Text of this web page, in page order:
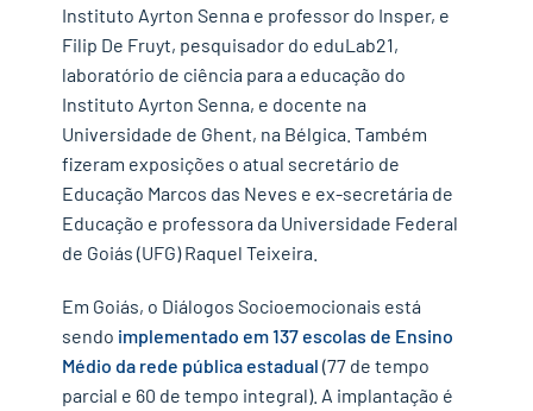
Instituto Ayrton Senna e professor do Insper, e
Filip De Fruyt, pesquisador do eduLab21,
laboratório de ciência para a educação do
Instituto Ayrton Senna, e docente na
Universidade de Ghent, na Bélgica. Também
fizeram exposições o atual secretário de
Educação Marcos das Neves e ex-secretária de
Educação e professora da Universidade Federal
de Goiás (UFG) Raquel Teixeira.
Em Goiás, o Diálogos Socioemocionais está
sendo implementado em 137 escolas de Ensino
Médio da rede pública estadual (77 de tempo
parcial e 60 de tempo integral). A implantação é